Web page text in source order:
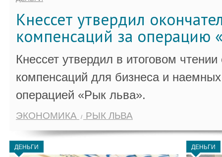
Кнессет утвердил
компенсаций за операцию
Кнессет утвердил в итоговом
компенсаций для бизнеса и
операцией «Рык льва».
ЭКОНОМИКА РЫК ЛЬВА
ДЕНЬГИ ДЕНЬГИ